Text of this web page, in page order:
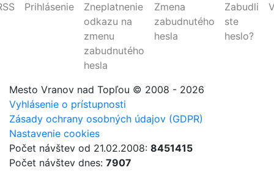
Prihlásenie
Zneplatnenie
odkazu na
zmenu
zabudnutého
hesla
Zmena
zabudnutého
hesla
Zabudli
ste
heslo?
Mesto Vranov nad Topľou © 2008 - 2026
Vyhlásenie o prístupnosti
Zásady ochrany osobných údajov (GDPR)
Nastavenie cookies
Počet návštev od 21.02.2008: 8451415
Počet návštev dnes: 7907